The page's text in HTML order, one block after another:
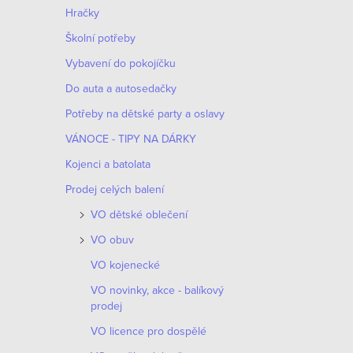
n
n
í
p
a
n
e
Hračky
Školní potřeby
Vybavení do pokojíčku
Do auta a autosedačky
Potřeby na dětské party a oslavy
VÁNOCE - TIPY NA DÁRKY
Kojenci a batolata
Prodej celých balení
VO dětské oblečení
VO obuv
VO kojenecké
VO novinky, akce - balíkový
prodej
VO licence pro dospělé